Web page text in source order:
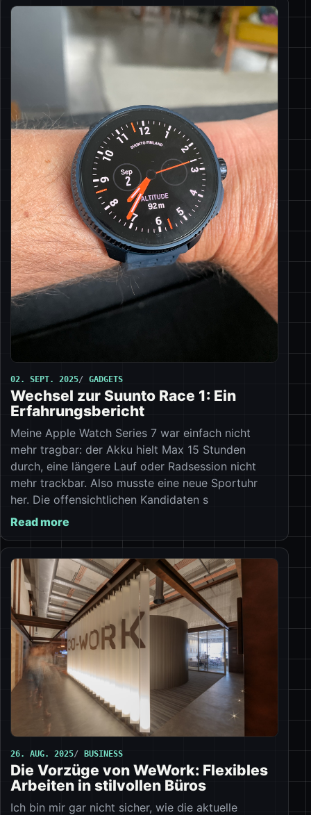
02. SEPT. 2025 GADGETS
Wechsel zur Suunto Race 1: Ein
Erfahrungsbericht
Meine Apple Watch Series 7 war einfach nicht
mehr tragbar: der Akku hielt Max 15 Stunden
durch, eine längere Lauf oder Radsession nicht
mehr trackbar. Also musste eine neue Sportuhr
her. Die offensichtlichen Kandidaten s
Read more
26. AUG. 2025 BUSINESS
Die Vorzüge von WeWork: Flexibles
Arbeiten in stilvollen Büros
Ich bin mir gar nicht sicher, wie die aktuelle